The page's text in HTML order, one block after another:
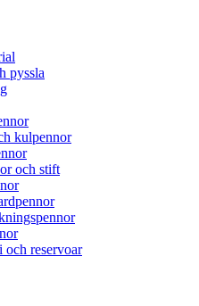
pyssla
kulpennor
och stift
reservoar